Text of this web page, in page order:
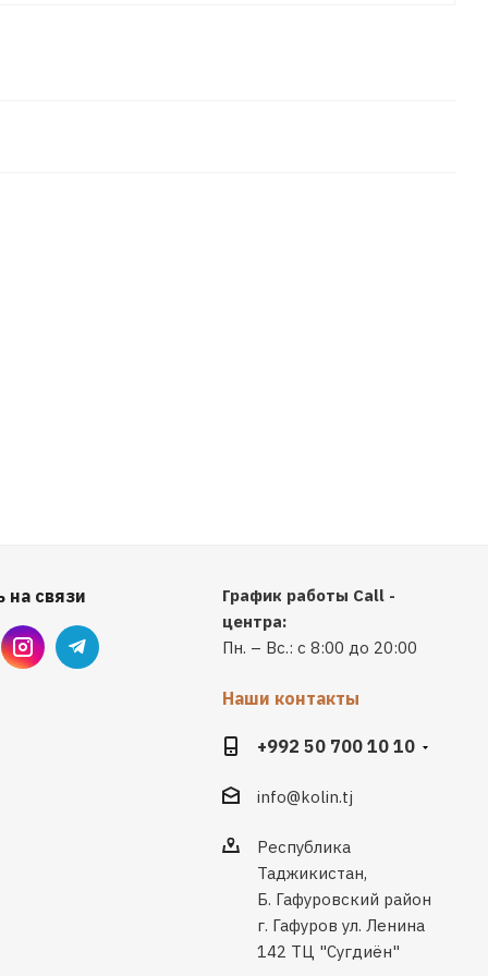
на связи
График работы Call -
центра:
Пн. – Вс.: с 8:00 до 20:00
Наши контакты
+992 50 700 10 10
info@kolin.tj
Республика
Таджикистан,
Б. Гафуровский район
г. Гафуров ул. Ленина
142 ТЦ "Сугдиён"